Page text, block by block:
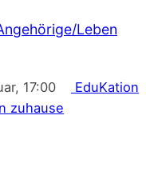
Leben
17:00
EduKation
zuhause